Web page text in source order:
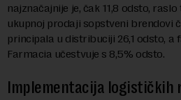
najznačajnije je, čak 11,8 odsto,
ukupnoj prodaji sopstveni brendovi
principala u distribuciji 26,1 odsto, a
Farmacia učestvuje s 8,5% odsto.
Implementacija logističkih